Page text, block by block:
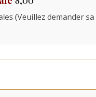
(Veuillez demander